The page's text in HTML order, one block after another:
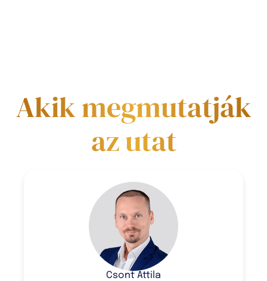
Akik megmutatják
az utat
Csont Attila